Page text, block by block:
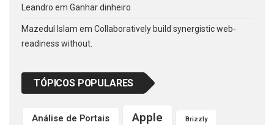
Leandro em Ganhar dinheiro
Mazedul Islam em Collaboratively build synergistic web-
readiness without.
TÓPICOS POPULARES
Análise de Portais Apple Brizzly